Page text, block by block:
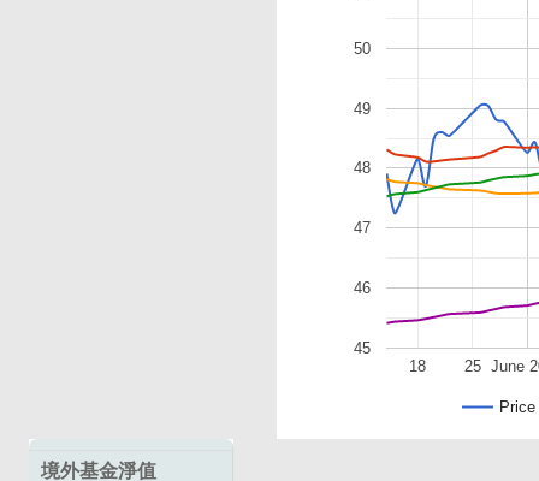
境外基金淨值
Price
June
18 25
45
46
47
48
49
50